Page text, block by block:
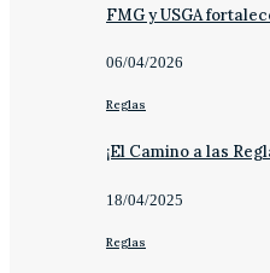
FMG y USGA
06/04/2026
Reglas
¡El Camino a las
18/04/2025
Reglas